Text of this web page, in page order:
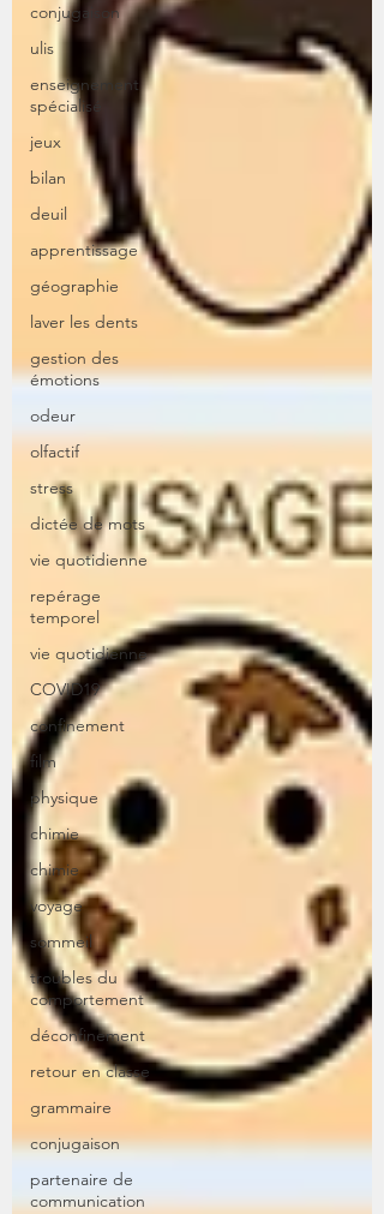
conjugaison
ulis
enseignement
spécialisé
jeux
bilan
deuil
apprentissage
géographie
laver les dents
gestion des
émotions
odeur
olfactif
stress
dictée de mots
vie quotidienne
repérage
temporel
vie quotidienne
COVID19
confinement
film
physique
chimie
chimie
voyage
sommeil
troubles du
comportement
déconfinement
retour en classe
grammaire
conjugaison
partenaire de
communication